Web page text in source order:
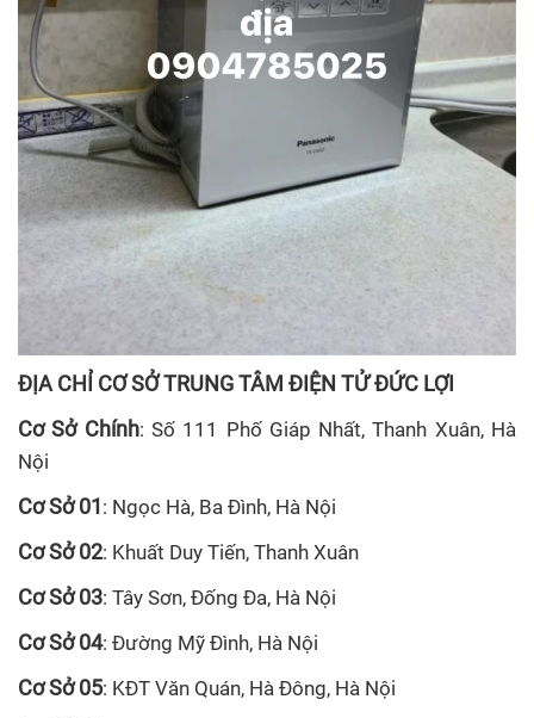
ĐỊA CHỈ CƠ SỞ TRUNG TÂM ĐIỆN TỬ ĐỨC LỢI
Cơ Sở Chính: Số 111 Phố Giáp Nhất, Thanh Xuân, Hà
Nội
Cơ Sở 01: Ngọc Hà, Ba Đình, Hà Nội
Cơ Sở 02: Khuất Duy Tiến, Thanh Xuân
Cơ Sở 03: Tây Sơn, Đống Đa, Hà Nội
Cơ Sở 04: Đường Mỹ Đình, Hà Nội
Cơ Sở 05: KĐT Văn Quán, Hà Đông, Hà Nội